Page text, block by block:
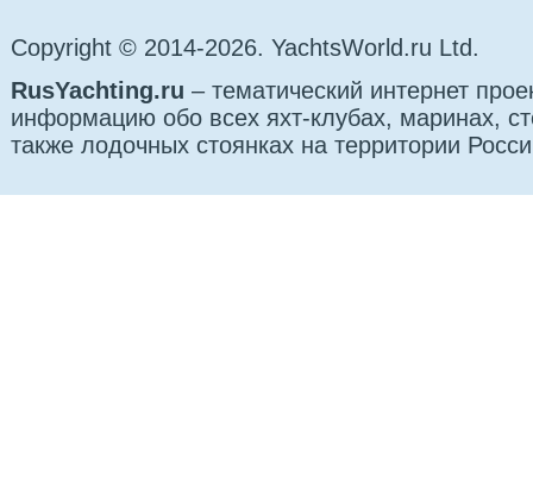
Copyright © 2014-2026. YachtsWorld.ru Ltd.
RusYachting.ru – тематический интернет
информацию обо всех яхт-клубах, маринах,
также лодочных стоянках на территории